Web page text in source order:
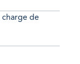
charge de